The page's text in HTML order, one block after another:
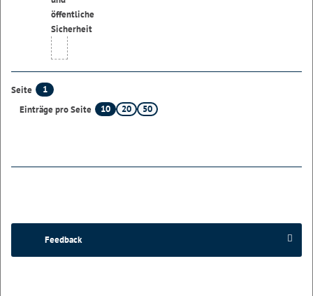
Seite
1
Einträge pro Seite
10 20 50
Feedback